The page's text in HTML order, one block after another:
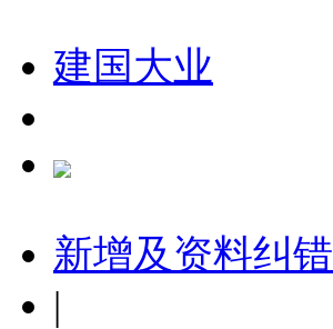
建国大业
新增及资料纠错
|